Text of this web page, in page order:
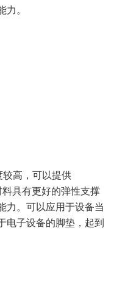
。
高，可以提供
具有更好的弹性支撑
力。可以应用于设备当
电子设备的脚垫，起到